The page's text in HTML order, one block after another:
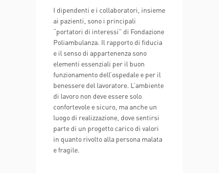
I dipendenti e i collaboratori, insieme
ai pazienti, sono i principali
“portatori di interessi” di Fondazione
Poliambulanza. Il rapporto di fiducia
e il senso di appartenenza sono
elementi essenziali per il buon
funzionamento dell’ospedale e per il
benessere del lavoratore. L’ambiente
di lavoro non deve essere solo
confortevole e sicuro, ma anche un
luogo di realizzazione, dove sentirsi
parte di un progetto carico di valori
in quanto rivolto alla persona malata
e fragile.